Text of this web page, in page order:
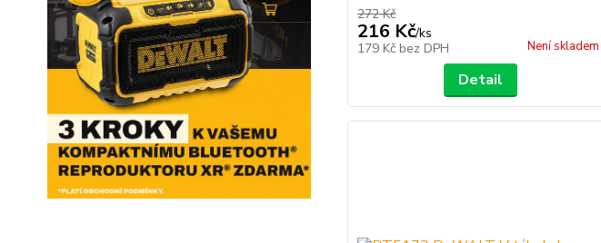
272 Kč
216 Kč/ks
179 Kč bez DPH Není skladem
Detail